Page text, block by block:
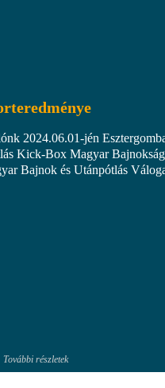
2024.06.01-jén
Kick-Box Magyar
Bajnok és Utánpótlás
További részletek